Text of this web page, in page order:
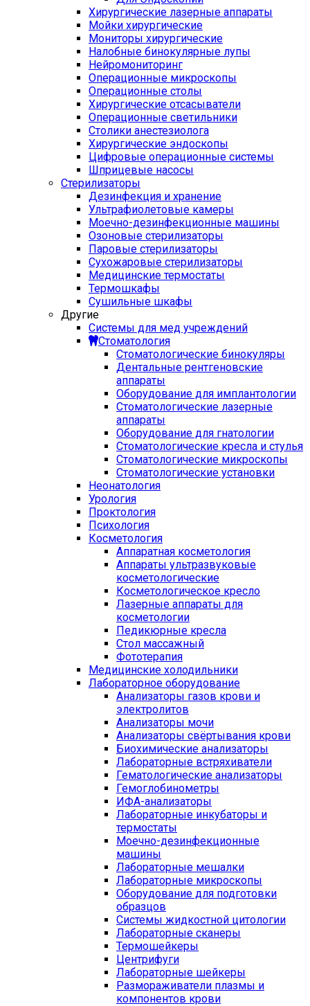
Хирургические лазерные аппараты
Мойки хирургические
Мониторы хирургические
Налобные бинокулярные лупы
Нейромониторинг
Операционные микроскопы
Операционные столы
Хирургические отсасыватели
Операционные светильники
Столики анестезиолога
Хирургические эндоскопы
Цифровые операционные системы
Шприцевые насосы
Стерилизаторы
Дезинфекция и хранение
Ультрафиолетовые камеры
Моечно-дезинфекционные машины
Озоновые стерилизаторы
Паровые стерилизаторы
Сухожаровые стерилизаторы
Медицинские термостаты
Термошкафы
Сушильные шкафы
Другие
Системы для мед учреждений
Стоматология
Стоматологические бинокуляры
Дентальные рентгеновские
аппараты
Оборудование для имплантологии
Стоматологические лазерные
аппараты
Оборудование для гнатологии
Стоматологические кресла и стулья
Стоматологические микроскопы
Стоматологические установки
Неонатология
Урология
Проктология
Психология
Косметология
Аппаратная косметология
Аппараты ультразвуковые
косметологические
Косметологическое кресло
Лазерные аппараты для
косметологии
Педикюрные кресла
Стол массажный
Фототерапия
Медицинские холодильники
Лабораторное оборудование
Анализаторы газов крови и
электролитов
Анализаторы мочи
Анализаторы свёртывания крови
Биохимические анализаторы
Лабораторные встряхиватели
Гематологические анализаторы
Гемоглобинометры
ИФА-анализаторы
Лабораторные инкубаторы и
термостаты
Моечно-дезинфекционные
машины
Лабораторные мешалки
Лабораторные микроскопы
Оборудование для подготовки
образцов
Системы жидкостной цитологии
Лабораторные сканеры
Термошейкеры
Центрифуги
Лабораторные шейкеры
Размораживатели плазмы и
компонентов крови